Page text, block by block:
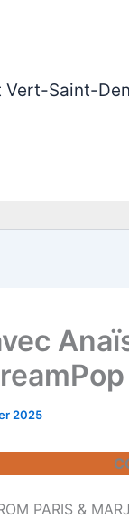
Vert-Saint-
2025
PARIS &